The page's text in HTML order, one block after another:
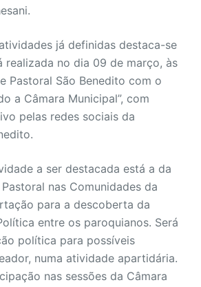
já definidas destaca-se
realizada no dia 09 de março, às
Pastoral São Benedito com o
a Câmara Municipal”, com
pelas redes sociais da
a ser destacada está a da
nas Comunidades da
para a descoberta da
entre os paroquianos. Será
política para possíveis
numa atividade apartidária.
nas sessões da Câmara